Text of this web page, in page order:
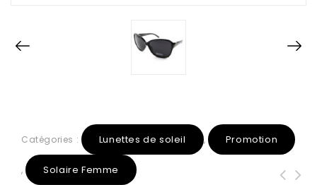
Catégories : Lunettes de soleil , Promotion
, Solaire Femme